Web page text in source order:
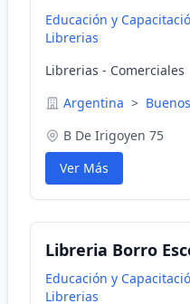
Educación y
Librerias
Librerias - Comerciales
Argentina >
B De Irigoyen 75
Ver Más
Libreria Borro
Educación y
Librerias